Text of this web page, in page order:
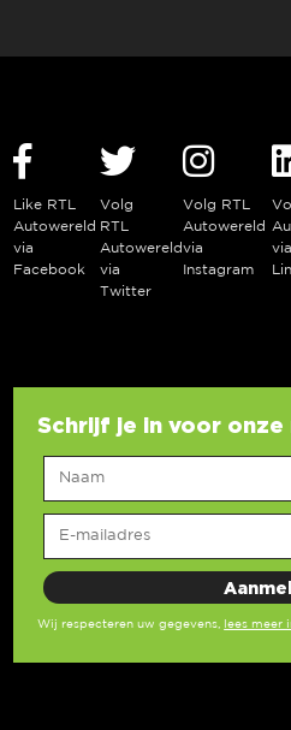
Like RTL
Autowereld
via
Facebook
Volg
RTL
Autowereld
via
Twitter
Volg RTL
Autowereld
via
Instagram
via
Schrijf je in voor
Wij respecteren uw gegevens, lees meer